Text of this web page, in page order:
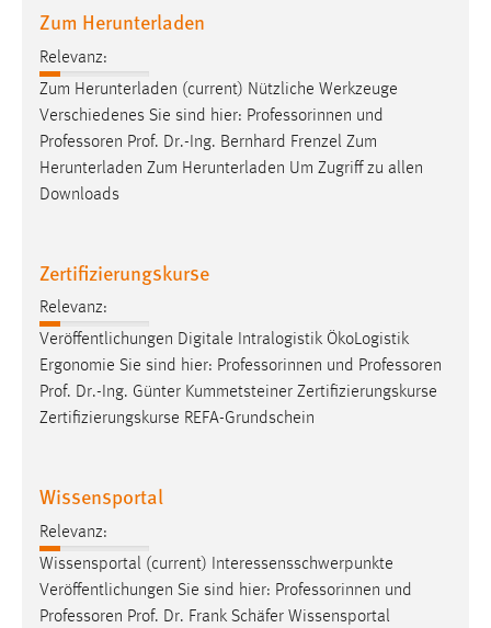
Zum Herunterladen
Relevanz:
Zum Herunterladen (current) Nützliche Werkzeuge
Verschiedenes Sie sind hier: Professorinnen und
Professoren Prof. Dr.-Ing. Bernhard Frenzel Zum
Herunterladen Zum Herunterladen Um Zugriff zu allen
Downloads
Zertifizierungskurse
Relevanz:
Veröffentlichungen Digitale Intralogistik ÖkoLogistik
Ergonomie Sie sind hier: Professorinnen und Professoren
Prof. Dr.-Ing. Günter Kummetsteiner Zertifizierungskurse
Zertifizierungskurse REFA-Grundschein
Wissensportal
Relevanz:
Wissensportal (current) Interessensschwerpunkte
Veröffentlichungen Sie sind hier: Professorinnen und
Professoren Prof. Dr. Frank Schäfer Wissensportal